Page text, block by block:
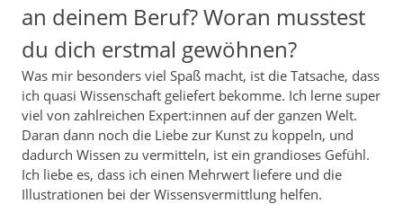
an deinem Beruf? Woran musstest
du dich erstmal gewöhnen?
Was mir besonders viel Spaß macht, ist die Tatsache, dass
ich quasi Wissenschaft geliefert bekomme. Ich lerne super
viel von zahlreichen Expert:innen auf der ganzen Welt.
Daran dann noch die Liebe zur Kunst zu koppeln, und
dadurch Wissen zu vermitteln, ist ein grandioses Gefühl.
Ich liebe es, dass ich einen Mehrwert liefere und die
Illustrationen bei der Wissensvermittlung helfen.